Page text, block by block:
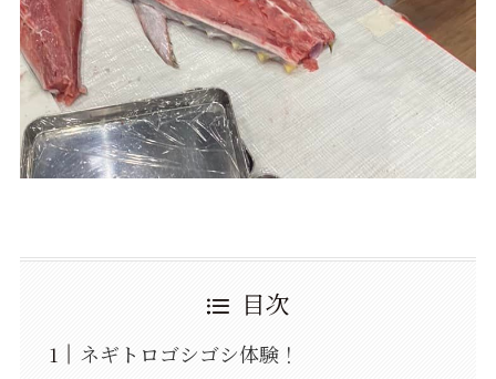
目次
ネギトロゴシゴシ体験！